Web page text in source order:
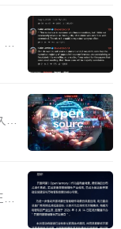
1
美
。
从